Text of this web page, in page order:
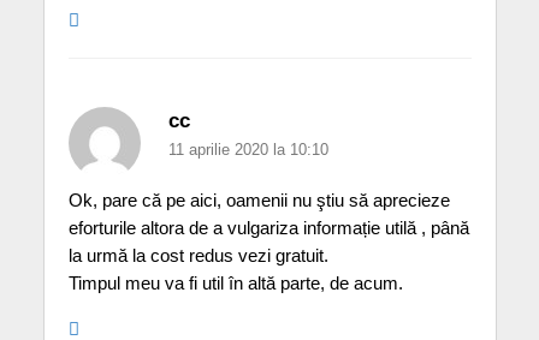
cc
11 aprilie 2020 la 10:10
Ok, pare că pe aici, oamenii nu ştiu să aprecieze
eforturile altora de a vulgariza informație utilă , până
la urmă la cost redus vezi gratuit.
Timpul meu va fi util în altă parte, de acum.